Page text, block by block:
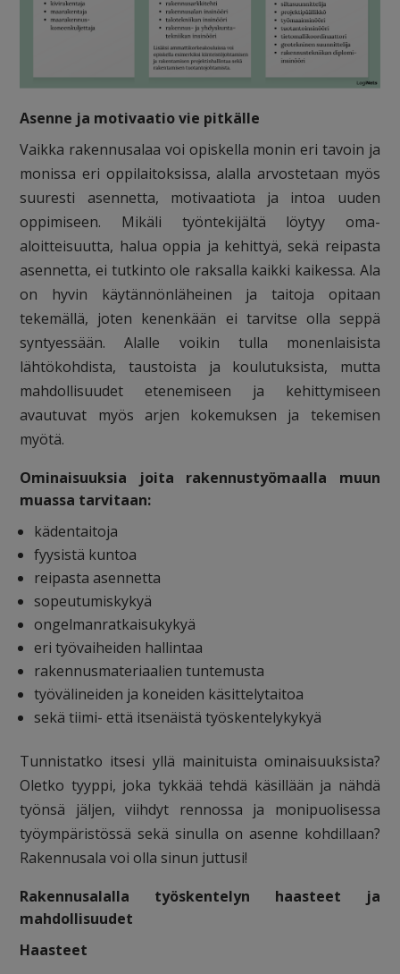
Asenne ja motivaatio vie pitkälle
Vaikka rakennusalaa voi opiskella monin eri tavoin ja
monissa eri oppilaitoksissa, alalla arvostetaan myös
suuresti asennetta, motivaatiota ja intoa uuden
oppimiseen. Mikäli työntekijältä löytyy oma-
aloitteisuutta, halua oppia ja kehittyä, sekä reipasta
asennetta, ei tutkinto ole raksalla kaikki kaikessa. Ala
on hyvin käytännönläheinen ja taitoja opitaan
tekemällä, joten kenenkään ei tarvitse olla seppä
syntyessään. Alalle voikin tulla monenlaisista
lähtökohdista, taustoista ja koulutuksista, mutta
mahdollisuudet etenemiseen ja kehittymiseen
avautuvat myös arjen kokemuksen ja tekemisen
myötä.
Ominaisuuksia joita rakennustyömaalla muun
muassa tarvitaan:
kädentaitoja
fyysistä kuntoa
reipasta asennetta
sopeutumiskykyä
ongelmanratkaisukykyä
eri työvaiheiden hallintaa
rakennusmateriaalien tuntemusta
työvälineiden ja koneiden käsittelytaitoa
sekä tiimi- että itsenäistä työskentelykykyä
Tunnistatko itsesi yllä mainituista ominaisuuksista?
Oletko tyyppi, joka tykkää tehdä käsillään ja nähdä
työnsä jäljen, viihdyt rennossa ja monipuolisessa
työympäristössä sekä sinulla on asenne kohdillaan?
Rakennusala voi olla sinun juttusi!
Rakennusalalla työskentelyn haasteet ja
mahdollisuudet
Haasteet